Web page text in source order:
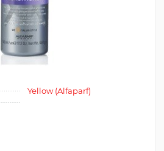
Yellow (Alfaparf)